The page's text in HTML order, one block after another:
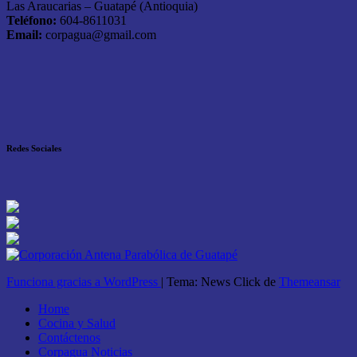
Las Araucarias – Guatapé (Antioquia)
Teléfono: 604-8611031
Email: corpagua@gmail.com
Redes Sociales
Funciona gracias a WordPress | Tema: News Click de Themeansar
Home
Cocina y Salud
Contáctenos
Corpagua Noticias